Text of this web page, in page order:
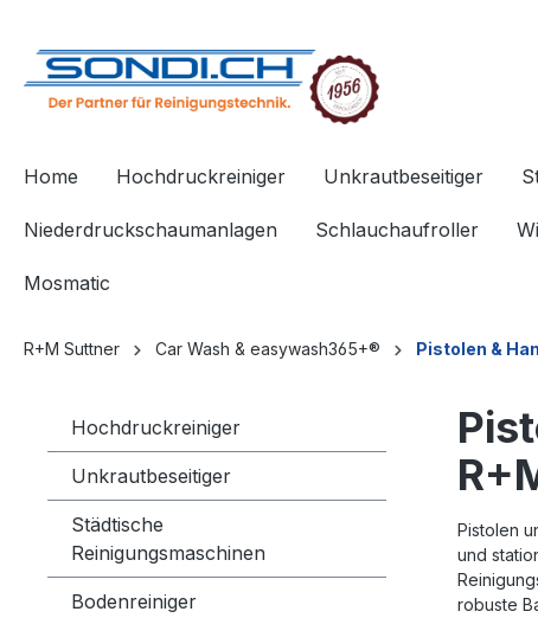
Home Hochdruckreiniger Unkrautbeseitiger
Niederdruckschaumanlagen Schlauchaufroller
Mosmatic
R+M Suttner Car Wash & easywash365+® Pistolen &
Hochdruckreiniger
Unkrautbeseitiger
Städtische
Reinigungsmaschinen
Bodenreiniger
Pistolen
und
robuste